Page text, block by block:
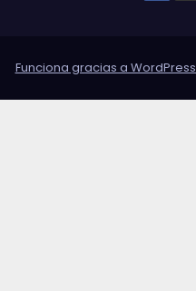
Funciona gracias a WordPress